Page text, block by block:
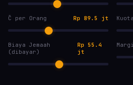
C̄ per Orang Rp 89.5 jt
Biaya Jemaah
(dibayar)
Rp 55.4
jt